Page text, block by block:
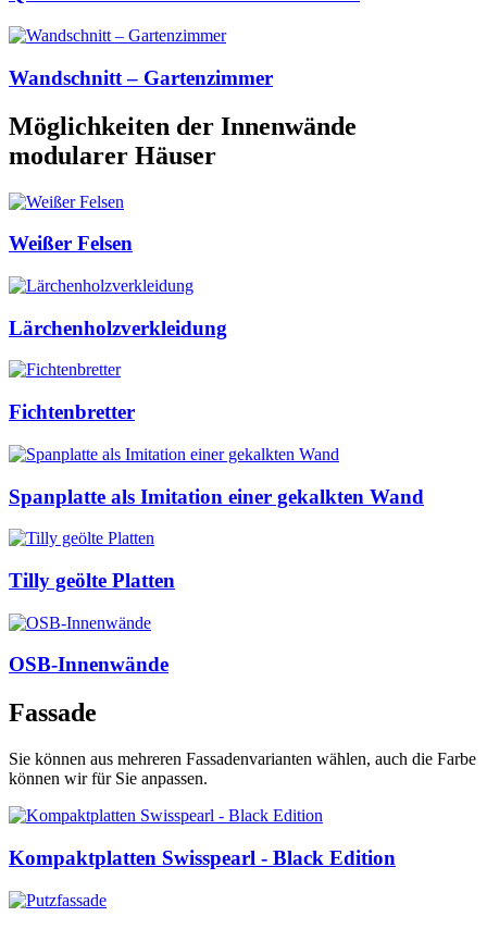
Wandschnitt – Gartenzimmer
Möglichkeiten der Innenwände
modularer Häuser
Weißer Felsen
Lärchenholzverkleidung
Fichtenbretter
Spanplatte als Imitation einer gekalkten Wand
Tilly geölte Platten
OSB-Innenwände
Fassade
Sie können aus mehreren Fassadenvarianten wählen, auch die Farbe
können wir für Sie anpassen.
Kompaktplatten Swisspearl - Black Edition